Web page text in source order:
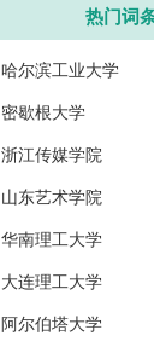
热门词
哈尔滨工业大学
密歇根大学
浙江传媒学院
山东艺术学院
华南理工大学
大连理工大学
阿尔伯塔大学